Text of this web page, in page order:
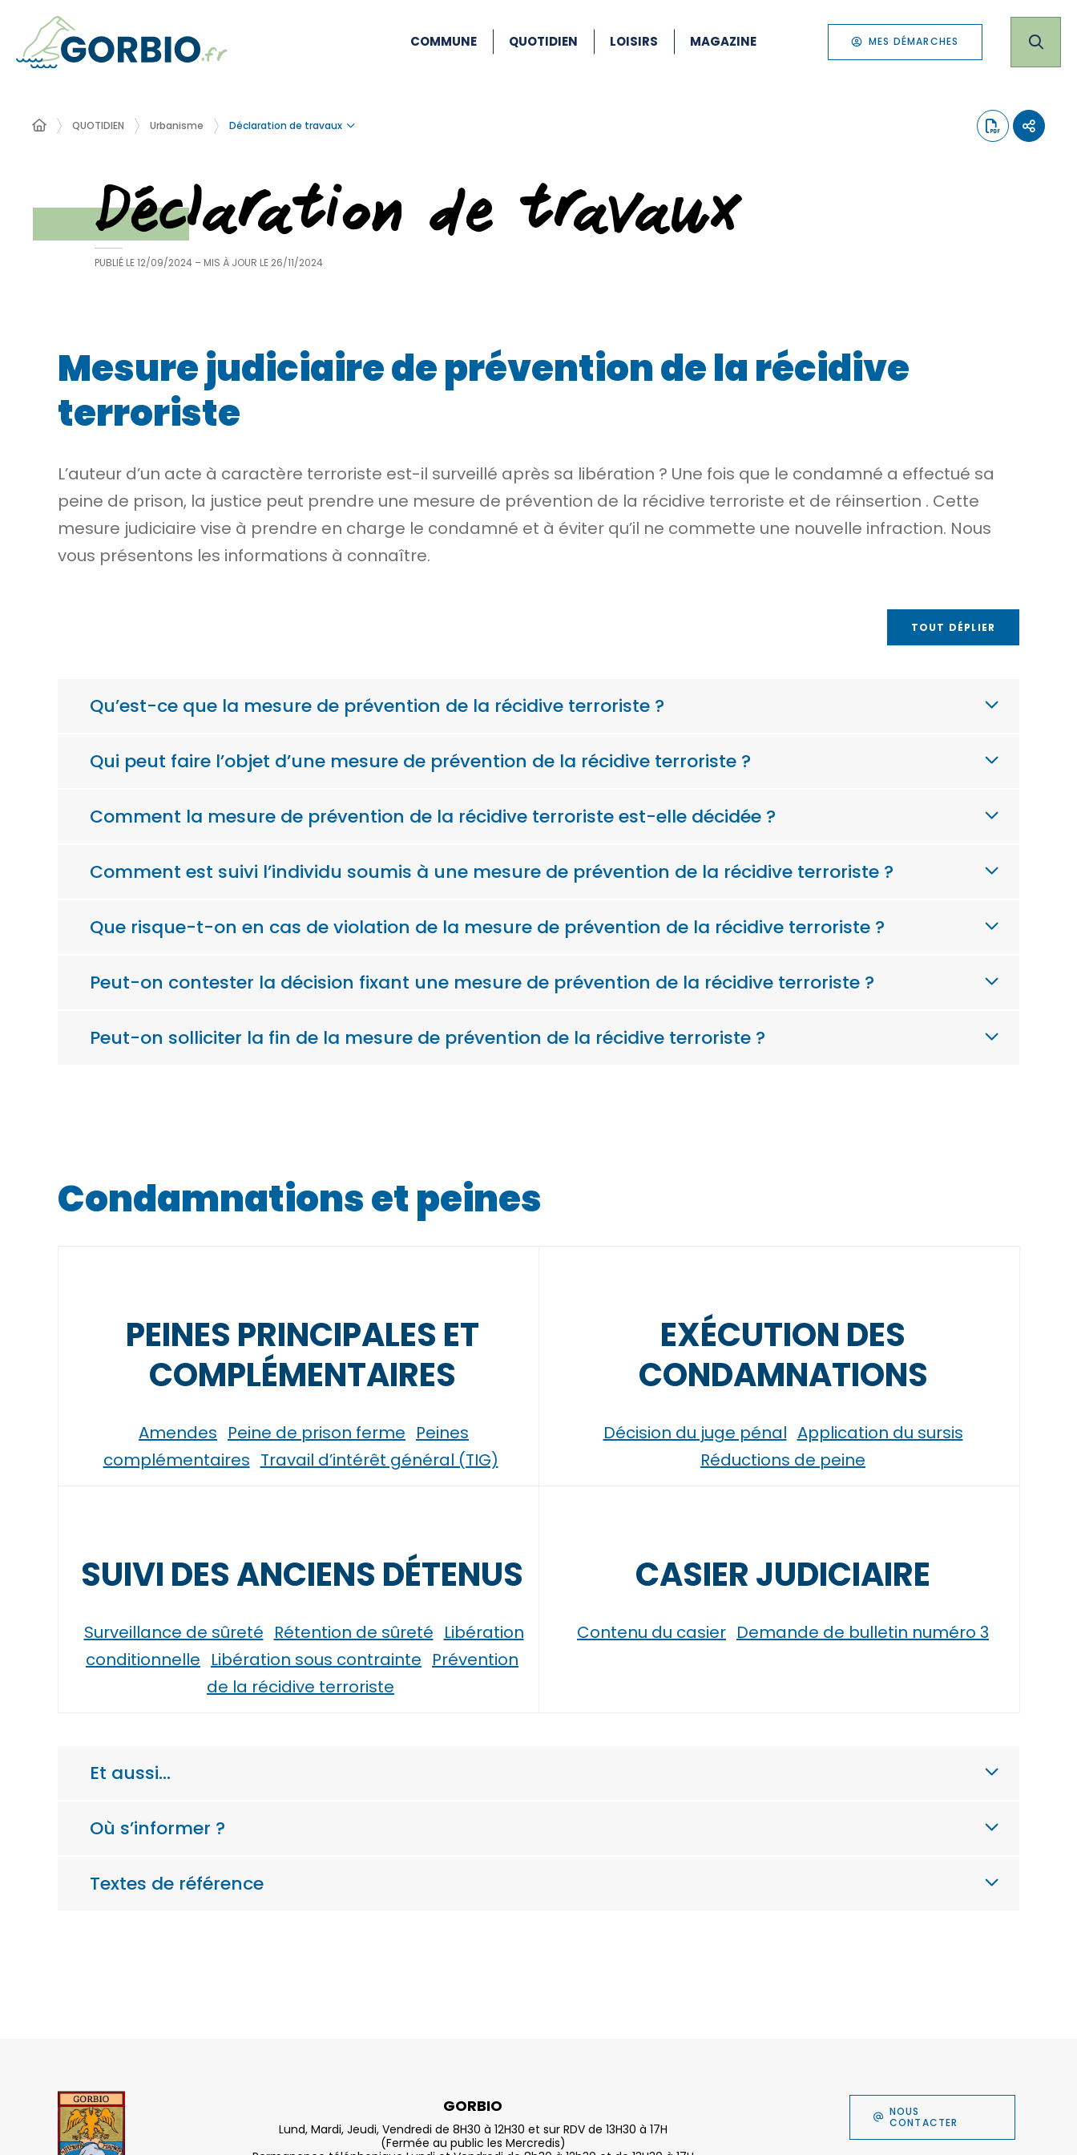
COMMUNE QUOTIDIEN LOISIRS MAGAZINE MES DÉMARCHES
QUOTIDIEN Urbanisme Déclaration de travaux
Déclaration de travaux
PUBLIÉ LE12/09/2024 – MIS À JOUR LE 26/11/2024
Mesure judiciaire de prévention de la récidive
terroriste
L’auteur d’un acte à caractère terroriste est-il surveillé après sa libération ? Une fois que le condamné a effectué sa
peine de prison, la justice peut prendre une mesure de prévention de la récidive terroriste et de réinsertion . Cette
mesure judiciaire vise à prendre en charge le condamné et à éviter qu’il ne commette une nouvelle infraction. Nous
vous présentons les informations à connaître.
TOUT DÉPLIER
Qu’est-ce que la mesure de prévention de la récidive terroriste ?
Qui peut faire l’objet d’une mesure de prévention de la récidive terroriste ?
Comment la mesure de prévention de la récidive terroriste est-elle décidée ?
Comment est suivi l’individu soumis à une mesure de prévention de la récidive terroriste ?
Que risque-t-on en cas de violation de la mesure de prévention de la récidive terroriste ?
Peut-on contester la décision fixant une mesure de prévention de la récidive terroriste ?
Peut-on solliciter la fin de la mesure de prévention de la récidive terroriste ?
Condamnations et peines
PEINES PRINCIPALES ET
COMPLÉMENTAIRES
Amendes Peine de prison ferme Peines
complémentaires Travail d’intérêt général (TIG)
EXÉCUTION DES
CONDAMNATIONS
Décision du juge pénal Application du sursis
Réductions de peine
SUIVI DES ANCIENS DÉTENUS
Surveillance de sûreté Rétention de sûreté Libération
conditionnelle Libération sous contrainte Prévention
de la récidive terroriste
CASIER JUDICIAIRE
Contenu du casier Demande de bulletin numéro 3
Et aussi…
Où s’informer ?
Textes de référence
GORBIO
Lund, Mardi, Jeudi, Vendredi de 8H30 à 12H30 et sur RDV de 13H30 à 17H
(Fermée au public les Mercredis)
NOUS
CONTACTER